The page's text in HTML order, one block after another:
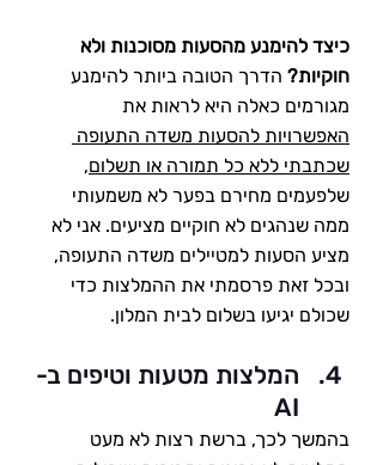
כיצד להימנע מהסעות מסוכנות ולא
חוקיות? הדרך הטובה ביותר להימנע
מגורמים כאלה היא לראות את
האפשרויות להסעות משדה התעופה
שכתבתי ללא כל תמורה או תשלום,
שלפעמים מחירם בפער לא משמעותי
ממה שנהגים לא חוקיים מציעים. אני לא
מציע הסעות למטיילים משדה התעופה,
ובכל זאת פרסמתי את ההמלצות כדי
שכולם יגיעו בשלום לבית המלון.
המלצות מטעות וטיפים ב-
AI
בהמשך לכך, ברשת רצות לא מעט